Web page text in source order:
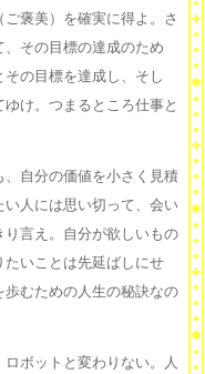
褒美）を確実に得よ。さ
その目標の達成のため
の目標を達成し、そし
け。つまるところ仕事と
、自分の価値を小さく見積
人には思い切って、会い
言え。自分が欲しいもの
いことは先延ばしにせ
むための人生の秘訣なの
ボットと変わりない。人